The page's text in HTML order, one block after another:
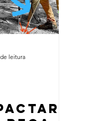
leitura